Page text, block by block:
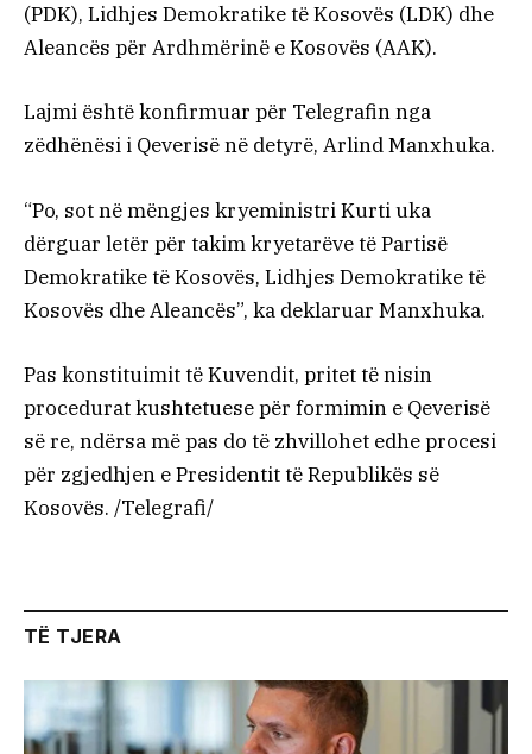
(PDK), Lidhjes Demokratike të Kosovës (LDK) dhe
Aleancës për Ardhmërinë e Kosovës (AAK).
Lajmi është konfirmuar për Telegrafin nga
zëdhënësi i Qeverisë në detyrë, Arlind Manxhuka.
“Po, sot në mëngjes kryeministri Kurti uka
dërguar letër për takim kryetarëve të Partisë
Demokratike të Kosovës, Lidhjes Demokratike të
Kosovës dhe Aleancës”, ka deklaruar Manxhuka.
Pas konstituimit të Kuvendit, pritet të nisin
procedurat kushtetuese për formimin e Qeverisë
së re, ndërsa më pas do të zhvillohet edhe procesi
për zgjedhjen e Presidentit të Republikës së
Kosovës. /Telegrafi/
TË TJERA